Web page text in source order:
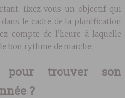
fixez-vous un objectif qui
le cadre de la planification
compte de l’heure à laquelle
bon rythme de marche.
pour trouver son
?